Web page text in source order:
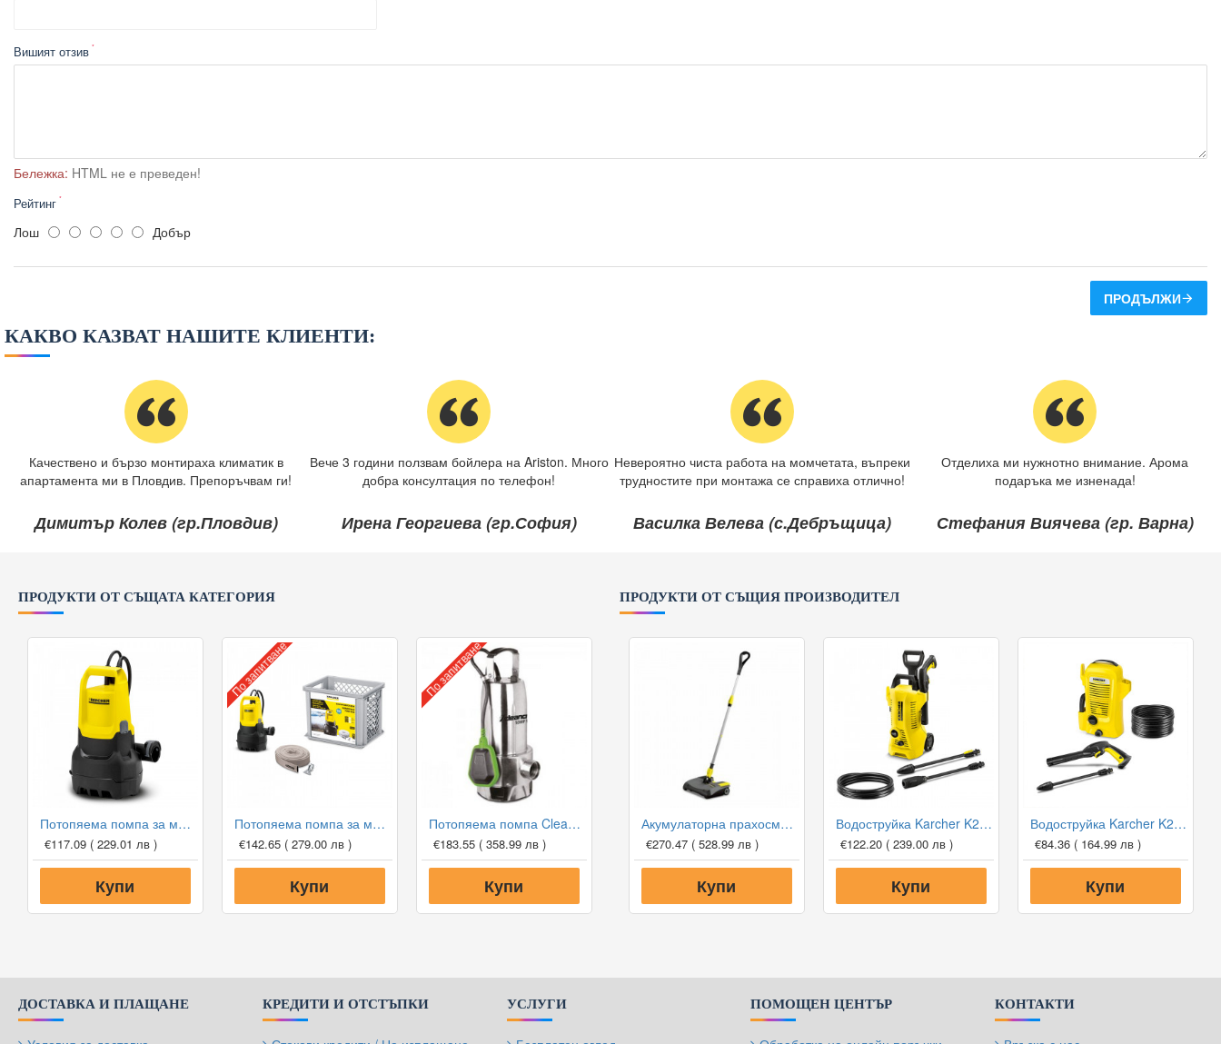
Вишият отзив
Бележка: HTML не е преведен!
Рейтинг
Лош Добър
ПРОДЪЛЖИ
КАКВО КАЗВАТ НАШИТЕ КЛИЕНТИ:
Качествено и бързо монтираха климатик в
апартамента ми в Пловдив. Препоръчвам ги!
Димитър Колев (гр.Пловдив)
Вече 3 години ползвам бойлера на Ariston. Много
добра консултация по телефон!
Ирена Георгиева (гр.София)
Невероятно чиста работа на момчетата, въпреки
трудностите при монтажа се справиха отлично!
Василка Велева (с.Дебръщица)
Отделиха ми нужнотно внимание. Арома
подаръка ме изненада!
Стефания Виячева (гр. Варна)
ПРОДУКТИ ОТ СЪЩАТА КАТЕГОРИЯ
Потопяема помпа за мръсна вода Karcher SP 5 Dirt
€117.09 ( 229.01 лв )
Купи
По запитване
Потопяема помпа за мръсна вода Karcher SP 5 Dirt Box
€142.65 ( 279.00 лв )
Купи
По запитване
Потопяема помпа Cleancraft SDWP 10020 за чисти и мръсни води
€183.55 ( 358.99 лв )
Купи
ПРОДУКТИ ОТ СЪЩИЯ ПРОИЗВОДИТЕЛ
Акумулаторна прахосмукачка Karcher EB 30/1 Li-Ion
€270.47 ( 528.99 лв )
Купи
Водоструйка Karcher K2 Power Control
€122.20 ( 239.00 лв )
Купи
Водоструйка Karcher K2 OPP
€84.36 ( 164.99 лв )
Купи
ДОСТАВКА И ПЛАЩАНЕ КРЕДИТИ И ОТСТЪПКИ УСЛУГИ ПОМОЩЕН ЦЕНТЪР КОНТАКТИ